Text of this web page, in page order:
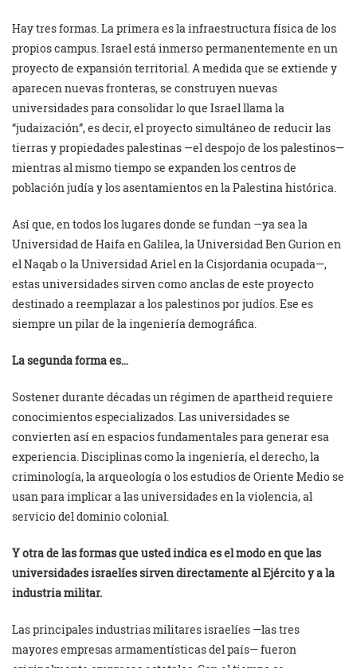
Hay tres formas. La primera es la infraestructura física de los
propios campus. Israel está inmerso permanentemente en un
proyecto de expansión territorial. A medida que se extiende y
aparecen nuevas fronteras, se construyen nuevas
universidades para consolidar lo que Israel llama la
“judaización”, es decir, el proyecto simultáneo de reducir las
tierras y propiedades palestinas —el despojo de los palestinos—
mientras al mismo tiempo se expanden los centros de
población judía y los asentamientos en la Palestina histórica.
Así que, en todos los lugares donde se fundan —ya sea la
Universidad de Haifa en Galilea, la Universidad Ben Gurion en
el Naqab o la Universidad Ariel en la Cisjordania ocupada—,
estas universidades sirven como anclas de este proyecto
destinado a reemplazar a los palestinos por judíos. Ese es
siempre un pilar de la ingeniería demográfica.
La segunda forma es…
Sostener durante décadas un régimen de apartheid requiere
conocimientos especializados. Las universidades se
convierten así en espacios fundamentales para generar esa
experiencia. Disciplinas como la ingeniería, el derecho, la
criminología, la arqueología o los estudios de Oriente Medio se
usan para implicar a las universidades en la violencia, al
servicio del dominio colonial.
Y otra de las formas que usted indica es el modo en que las
universidades israelíes sirven directamente al Ejército y a la
industria militar.
Las principales industrias militares israelíes —las tres
mayores empresas armamentísticas del país— fueron